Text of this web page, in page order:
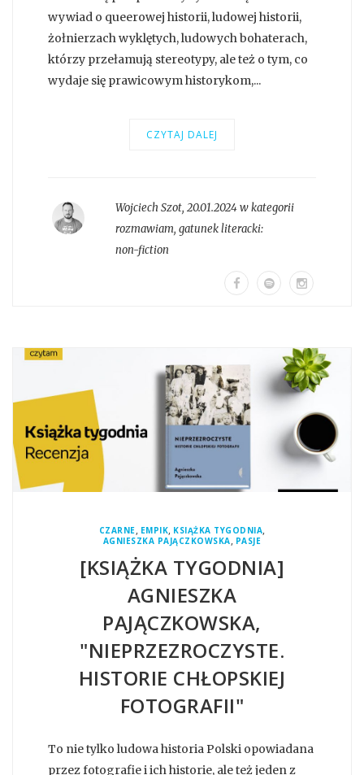
wywiad o queerowej historii, ludowej historii,
żołnierzach wyklętych, ludowych bohaterach,
którzy przełamują stereotypy, ale też o tym, co
wydaje się prawicowym historykom,...
CZYTAJ DALEJ
Wojciech Szot, 20.01.2024 w kategorii
rozmawiam, gatunek literacki:
non-fiction
CZARNE, EMPIK, KSIĄŻKA TYGODNIA,
AGNIESZKA PAJĄCZKOWSKA, PASJE
[KSIĄŻKA TYGODNIA]
AGNIESZKA
PAJĄCZKOWSKA,
"NIEPRZEZROCZYSTE.
HISTORIE CHŁOPSKIEJ
FOTOGRAFII"
To nie tylko ludowa historia Polski opowiadana
przez fotografie i ich historie, ale też jeden z